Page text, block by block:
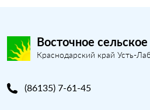
Восточное
Краснодарский край Усть-
(86135) 7-61-45